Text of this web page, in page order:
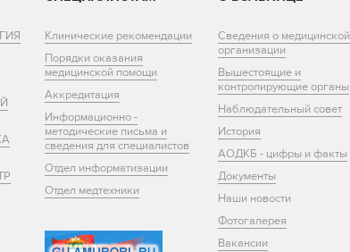
Клинические рекомендации
Порядки оказания
медицинской помощи
Аккредитация
Информационно -
методические письма и
сведения для специалистов
Отдел информатизации
Отдел медтехники
Сведения о медицинской
организации
Вышестоящие и
контролирующие органы
Наблюдательный совет
История
АОДКБ - цифры и факты
Документы
Наши новости
Фотогалерея
Вакансии